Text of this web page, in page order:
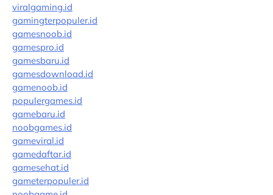
viralgaming.id
gamingterpopuler.id
gamesnoob.id
gamespro.id
gamesbaru.id
gamesdownload.id
gamenoob.id
populergames.id
gamebaru.id
noobgames.id
gameviral.id
gamedaftar.id
gamesehat.id
gameterpopuler.id